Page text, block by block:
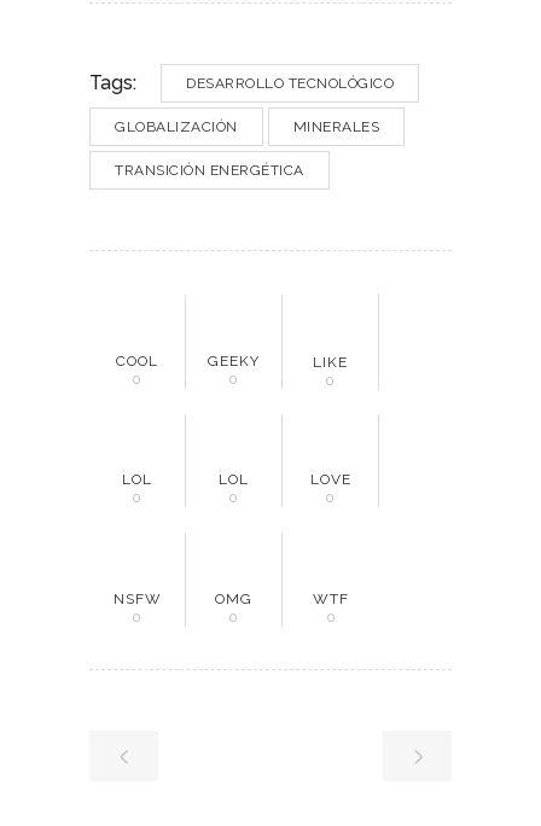
Tags: DESARROLLO TECNOLÓGICO
GLOBALIZACIÓN MINERALES
TRANSICIÓN ENERGÉTICA
COOL
0
GEEKY
0
LIKE
0
LOL
0
LOL
0
LOVE
0
NSFW
0
OMG
0
WTF
0